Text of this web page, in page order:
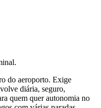
do aeroporto. Exige
diária, seguro,
quem quer autonomia no